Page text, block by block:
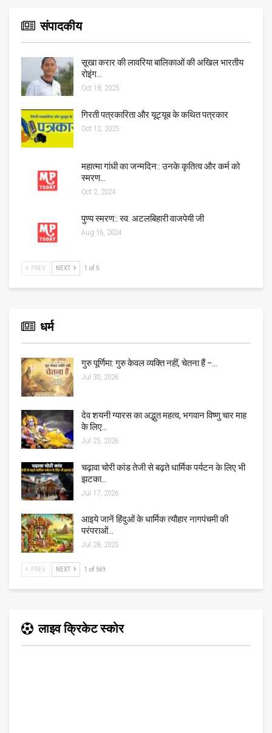
संपादकीय
सूखा करार की लावरिया बालिकाओं की अखिल भारतीय
रोइंग…
Oct 18, 2025
गिरती पत्रकारिता और यूट्यूब के कथित पत्रकार
Oct 12, 2025
महात्मा गांधी का जन्मदिन:: उनके कृतित्व और कर्म को
स्मरण…
Oct 2, 2024
पुण्य स्मरण:: स्व. अटलबिहारी वाजपेयी जी
Aug 16, 2024
PREV NEXT 1 of 5
धर्म
गुरु पूर्णिमा: गुरु केवल व्यक्ति नहीं, चेतना हैं –…
Jul 30, 2026
देव शयनी ग्यारस का अद्भुत महत्व, भगवान विष्णु चार माह
के लिए…
Jul 25, 2026
चढ़ावा चोरी कांड तेजी से बढ़ते धार्मिक पर्यटन के लिए भी
झटका…
Jul 17, 2026
आइये जानें हिंदुओं के धार्मिक त्यौहार नागपंचमी की
परंपराओं…
Jul 28, 2025
PREV NEXT 1 of 569
लाइव क्रिकेट स्कोर